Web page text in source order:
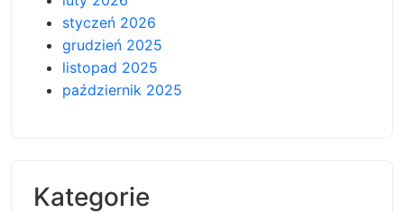
styczeń 2026
grudzień 2025
listopad 2025
październik 2025
Kategorie